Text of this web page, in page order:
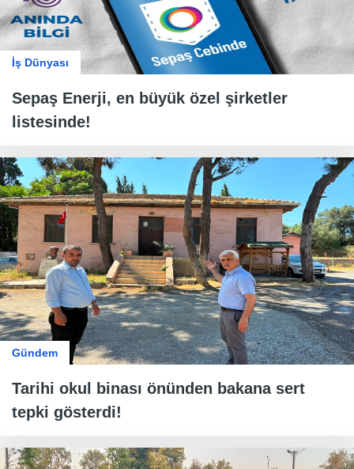
İş Dünyası
Sepaş Enerji, en büyük özel şirketler
listesinde!
Gündem
Tarihi okul binası önünden bakana sert
tepki gösterdi!